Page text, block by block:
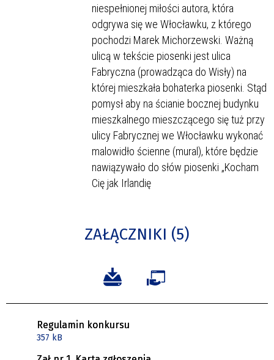
niespełnionej miłości autora, która
odgrywa się we Włocławku, z którego
pochodzi Marek Michorzewski. Ważną
ulicą w tekście piosenki jest ulica
Fabryczna (prowadząca do Wisły) na
której mieszkała bohaterka piosenki. Stąd
pomysł aby na ścianie bocznej budynku
mieszkalnego mieszczącego się tuż przy
ulicy Fabrycznej we Włocławku wykonać
malowidło ścienne (mural), które będzie
nawiązywało do słów piosenki „Kocham
Cię jak Irlandię
ZAŁĄCZNIKI (5)
Regulamin konkursu
357 kB